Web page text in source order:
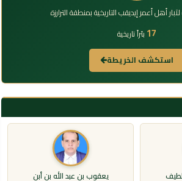
أهل أعمر إيديقب التاريخية بمنطقة الترارزة
17 بئراً تاريخية
استكشف الخريطة
يعقوب بن عبد الله بن أبن